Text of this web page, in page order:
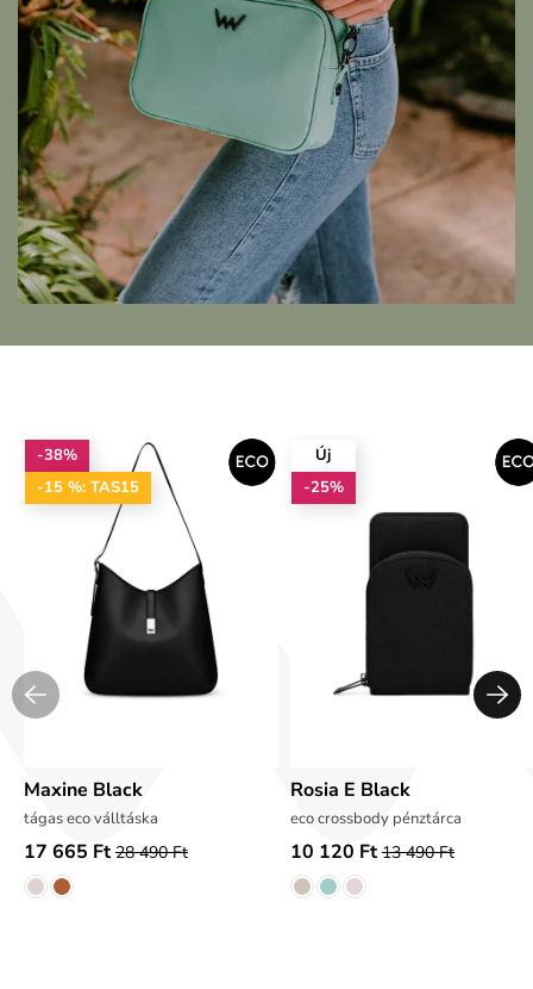
-38%
-15 %: TAS15
Maxine Black
tágas eco válltáska
17 665 Ft 28 490 Ft
Új
-25%
Rosia E Black
eco crossbody pénztárca
10 120 Ft 13 490 Ft